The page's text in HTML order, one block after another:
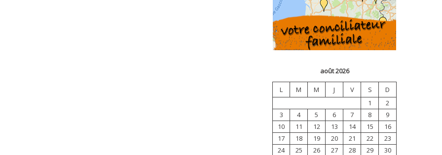
août 2026
L M M J V S
D
1
2
3
4 5 6 7 8
9
10
11 12 13 14 15
16
17
18 19 20 21 22
23
24
25 26 27 28 29
30